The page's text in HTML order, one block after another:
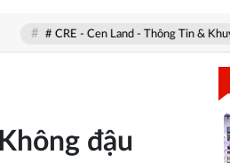
# CRE - Cen Land - Thông Tin & Khuyến
đậu